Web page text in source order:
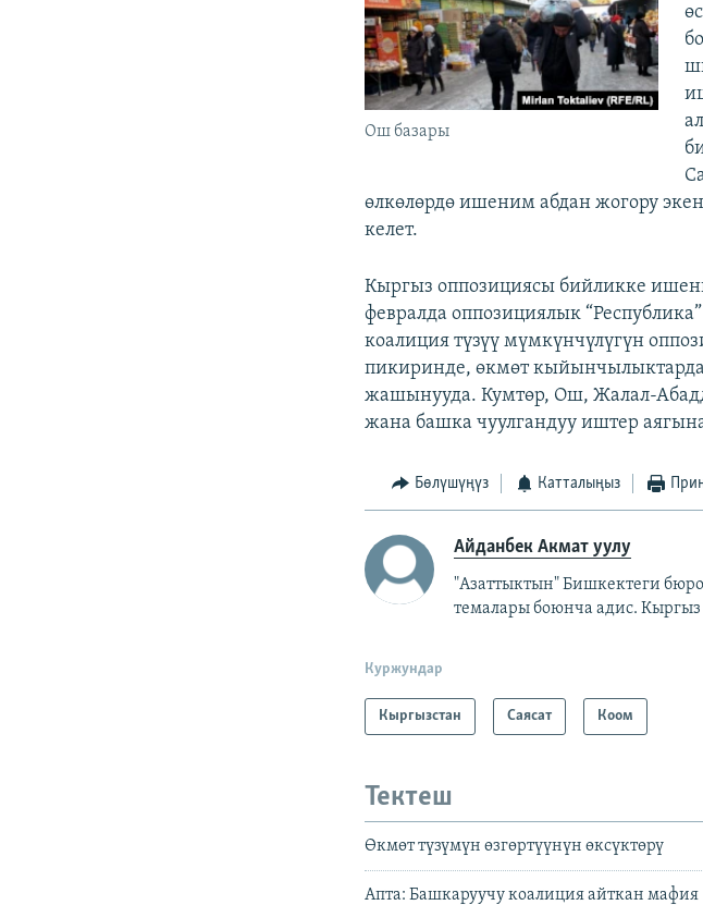
Ош базары
өлкөлөрдө ишеним абдан жогору
келет.
Кыргыз оппозициясы бийликке
февралда оппозициялык
коалиция түзүү мүмкүнчүлүгүн
пикиринде, өкмөт
жашынууда. Кумтөр, Ош, Жалал-
жана башка чуулгандуу иштер
Бөлүшүңүз Катталыңыз
Айданбек Акмат уулу
"Азаттыктын" Бишкектеги
темалары боюнча адис. Кыргыз
Куржундар
Кыргызстан Саясат Коом
Тектеш
Өкмөт түзүмүн өзгөртүүнүн өксүктөрү
Апта: Башкаруучу коалиция айткан мафия